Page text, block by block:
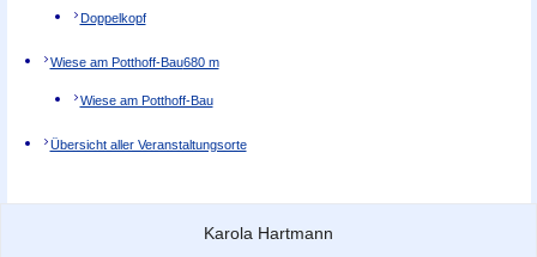
Doppelkopf
Wiese am Potthoff-Bau680 m
Wiese am Potthoff-Bau
Übersicht aller Veranstaltungsorte
Karola Hartmann